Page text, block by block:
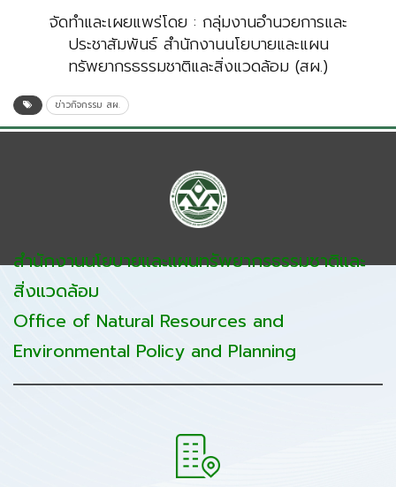
จัดทำและเผยแพร่โดย : กลุ่มงานอำนวยการและ
ประชาสัมพันธ์ สำนักงานนโยบายและแผน
ทรัพยากรธรรมชาติและสิ่งแวดล้อม (สผ.)
ข่าวกิจกรรม สผ.
สำนักงานนโยบายและแผนทรัพยากรธรรมชาติและ
สิ่งแวดล้อม
Office of Natural Resources and
Environmental Policy and Planning